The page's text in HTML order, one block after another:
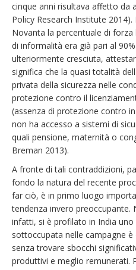
cinque anni risultava affetto da
Policy Research Institute
Novanta la percentuale di
di informalità era già pari al
ulteriormente cresciuta,
significa che la quasi totalità
privata della sicurezza nelle
protezione contro il
(assenza di protezione contro
non ha accesso a sistemi di
quali pensione, maternità o
Breman 2013).
A fronte di tali contraddizioni,
fondo la natura del recente
far ciò, è in primo luogo
tendenza invero preoccupante.
infatti, si è profilato in India
sottoccupata nelle campagne
senza trovare sbocchi
produttivi e meglio remunerati.